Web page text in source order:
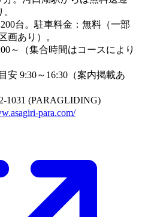
台。駐車料金：無料（一部
画あり）。
～（集合時間はコースにより
安 9:30～16:30（案内掲載あ
1031 (PARAGLIDING)
para.com/